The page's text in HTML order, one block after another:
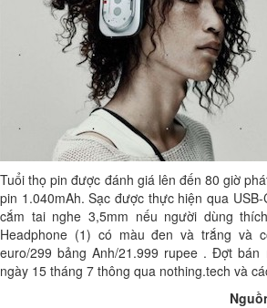
Tuổi thọ pin được đánh giá lên đến 80 giờ
pin 1.040mAh. Sạc được thực hiện qua
cắm tai nghe 3,5mm nếu người dùng
Headphone (1) có màu đen và trắng và
euro/299 bảng Anh/21.999 rupee . Đợt
ngày 15 tháng 7 thông qua nothing.tech và